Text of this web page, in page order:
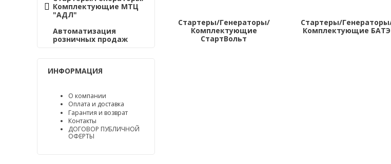
Комплектующие МТЦ
"АДЛ"
Автоматизация
розничных продаж
ИНФОРМАЦИЯ
О компании
Оплата и доставка
Гарантия и возврат
Контакты
ДОГОВОР ПУБЛИЧНОЙ
ОФЕРТЫ
Стартеры/Генераторы/
Комплектующие
СтартВольт
Стартеры/
Комплектующие БАТЭ